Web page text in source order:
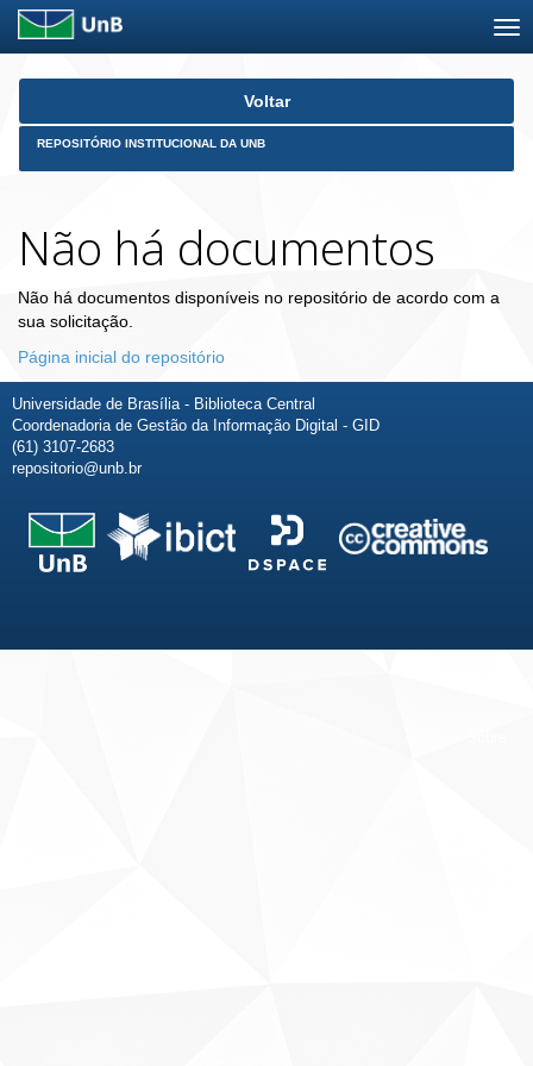
Skip
Voltar
REPOSITÓRIO INSTITUCIONAL DA UNB
Não há documentos
Não há documentos disponíveis no repositório de acordo com a
sua solicitação.
Página inicial do repositório
Universidade de Brasília - Biblioteca Central
Coordenadoria de Gestão da Informação Digital - GID
(61) 3107-2683
repositorio@unb.br